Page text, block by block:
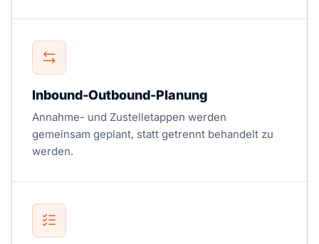
Inbound-Outbound-Planung
Annahme- und Zustelletappen werden
gemeinsam geplant, statt getrennt behandelt zu
werden.